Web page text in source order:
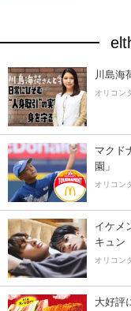
川島海
オリコン
マクド
園」
オリコン
イケメ
キュン
オリコン
大好評